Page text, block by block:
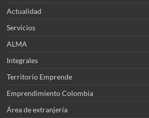
Actualidad
Servicios
ALMA
Integrales
Territorio Emprende
Emprendimiento Colombia
Área de extranjería